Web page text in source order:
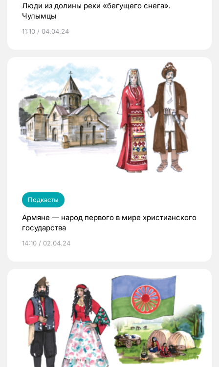
Люди из долины реки «бегущего снега».
Чулымцы
11:10 / 04.04.24
Подкасты
Армяне — народ первого в мире христианского
государства
14:10 / 02.04.24